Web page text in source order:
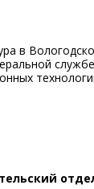
в
дата принятия
160000,